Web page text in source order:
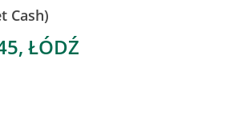
Cash)
ŁÓDŹ